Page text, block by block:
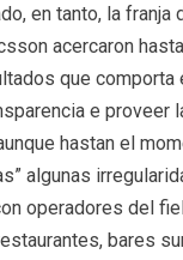
en tanto, la
acercaron
que
e
hastan el
algunas
operadores del
bares